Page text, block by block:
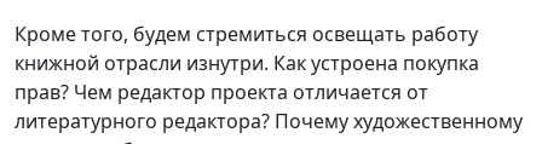
Кроме того, будем стремиться освещать работу
книжной отрасли изнутри. Как устроена покупка
прав? Чем редактор проекта отличается от
литературного редактора? Почему художественному